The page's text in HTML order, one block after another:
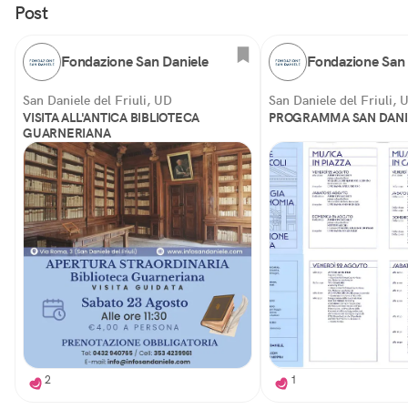
Post
Fondazione San Daniele
San Daniele del Friuli, UD
VISITA ALL'ANTICA BIBLIOTECA
GUARNERIANA
2
Fondazione
San Daniele del Friuli,
PROGRAMMA SAN
1